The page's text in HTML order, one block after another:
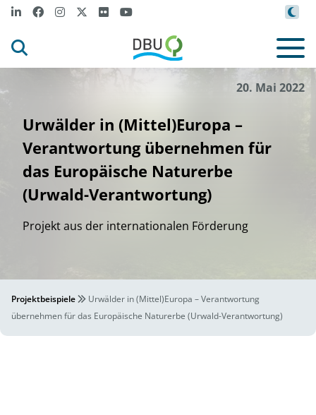
20. Mai 2022
Urwälder in (Mittel)Europa –
Verantwortung übernehmen für
das Europäische Naturerbe
(Urwald-Verantwortung)
Projekt aus der internationalen Förderung
Projektbeispiele
Urwälder in (Mittel)Europa – Verantwortung
übernehmen für das Europäische Naturerbe (Urwald-Verantwortung)